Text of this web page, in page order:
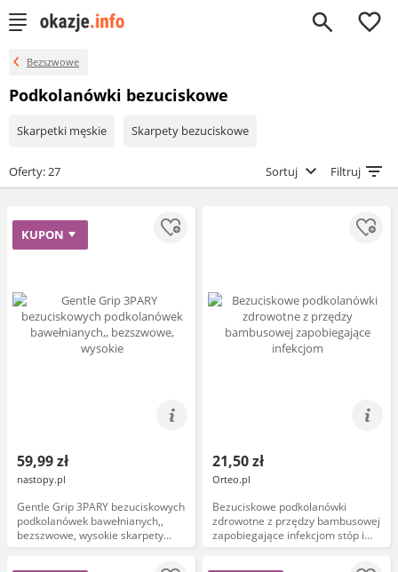
0
Bezszwowe
Podkolanówki bezuciskowe
Skarpetki męskie Skarpety bezuciskowe
Oferty: 27 Sortuj Filtruj
KUPON
59,99 zł
nastopy.pl
Gentle Grip 3PARY bezuciskowych
podkolanówek bawełnianych,,
bezszwowe, wysokie skarpety
zdrowotne Rozmiar 39-45 Męski
21,50 zł
Orteo.pl
Bezuciskowe podkolanówki
zdrowotne z przędzy bambusowej
zapobiegające infekcjom stóp i
wspierające leczenie różnych